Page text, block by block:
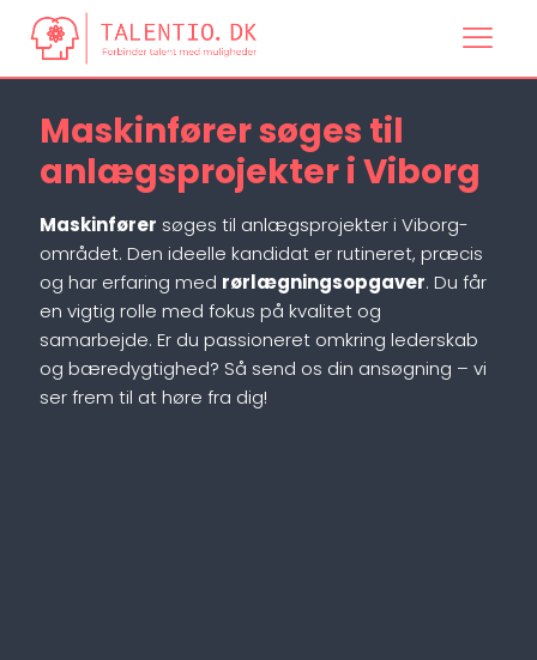
Maskinfører søges til
anlægsprojekter i Viborg
Maskinfører søges til anlægsprojekter i Viborg-
området. Den ideelle kandidat er rutineret, præcis
og har erfaring med rørlægningsopgaver. Du får
en vigtig rolle med fokus på kvalitet og
samarbejde. Er du passioneret omkring lederskab
og bæredygtighed? Så send os din ansøgning – vi
ser frem til at høre fra dig!